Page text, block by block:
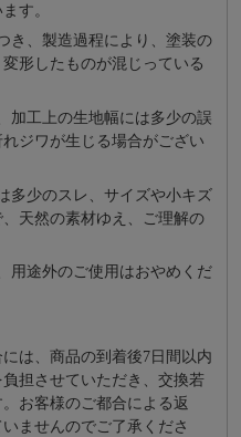
す。
き、製造過程により、塗装の
形したものが混じっている
加工上の生地幅には多少の誤
ジワが生じる場合がござい
多少のスレ、サイズや小キズ
天然の素材ゆえ、ご理解の
⽤途外のご使⽤はおやめくだ
は、商品の到着後7日間以内
担させていただき、交換若
お客様のご都合による返
ませんのでご了承くださ